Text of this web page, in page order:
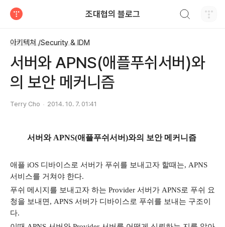
조대협의 블로그
아키텍쳐 /Security & IDM
서버와 APNS(애플푸쉬서버)와
의 보안 메커니즘
Terry Cho 2014. 10. 7. 01:41
서버와 APNS(애플푸쉬서버)와의 보안 메커니즘
애플 iOS 디바이스로 서버가 푸쉬를 보내고자 할때는, APNS
서비스를 거쳐야 한다.
푸쉬 메시지를 보내고자 하는 Provider 서버가 APNS로 푸쉬 요
청을 보내면 , APNS 서버가 디바이스로 푸쉬를 보내는 구조이
다.